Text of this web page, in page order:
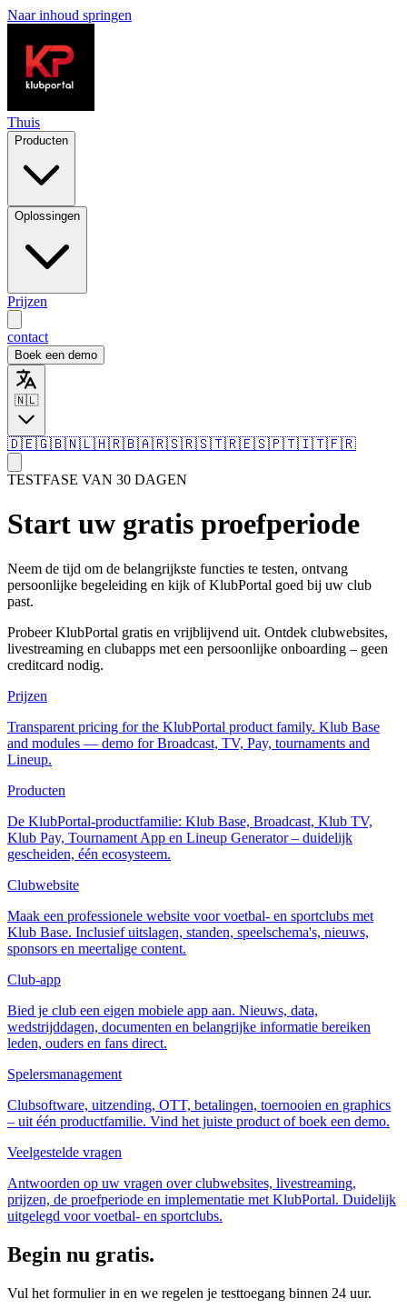
Naar inhoud springen
Thuis
Producten
Oplossingen
Prijzen
contact
Boek een demo
🇳🇱
🇩🇪🇬🇧🇳🇱🇭🇷🇧🇦🇷🇸🇷🇸🇹🇷🇪🇸🇵🇹🇮🇹🇫🇷
TESTFASE VAN 30 DAGEN
Start uw gratis proefperiode
Neem de tijd om de belangrijkste functies te testen, ontvang
persoonlijke begeleiding en kijk of KlubPortal goed bij uw club
past.
Probeer KlubPortal gratis en vrijblijvend uit. Ontdek clubwebsites,
livestreaming en clubapps met een persoonlijke onboarding – geen
creditcard nodig.
Prijzen
Transparent pricing for the KlubPortal product family. Klub Base
and modules — demo for Broadcast, TV, Pay, tournaments and
Lineup.
Producten
De KlubPortal-productfamilie: Klub Base, Broadcast, Klub TV,
Klub Pay, Tournament App en Lineup Generator – duidelijk
gescheiden, één ecosysteem.
Clubwebsite
Maak een professionele website voor voetbal- en sportclubs met
Klub Base. Inclusief uitslagen, standen, speelschema's, nieuws,
sponsors en meertalige content.
Club-app
Bied je club een eigen mobiele app aan. Nieuws, data,
wedstrijddagen, documenten en belangrijke informatie bereiken
leden, ouders en fans direct.
Spelersmanagement
Clubsoftware, uitzending, OTT, betalingen, toernooien en graphics
– uit één productfamilie. Vind het juiste product of boek een demo.
Veelgestelde vragen
Antwoorden op uw vragen over clubwebsites, livestreaming,
prijzen, de proefperiode en implementatie met KlubPortal. Duidelijk
uitgelegd voor voetbal- en sportclubs.
Begin nu gratis.
Vul het formulier in en we regelen je testtoegang binnen 24 uur.